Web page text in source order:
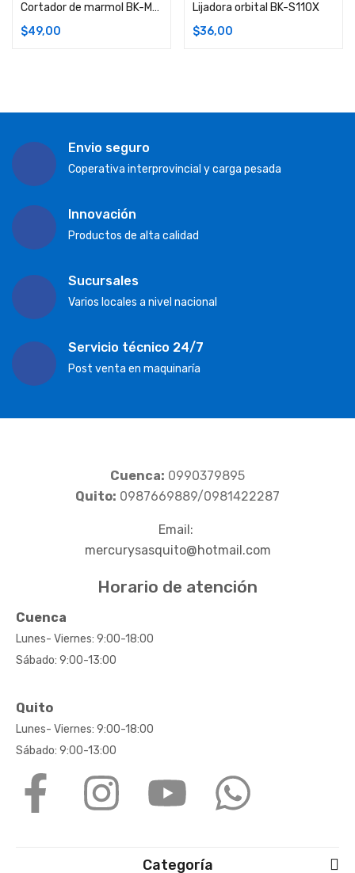
Cortador de marmol BK-MC4100 1350W
$49,00
Lijadora orbital BK-S110X
$36,00
Envio seguro
Coperativa interprovincial y carga pesada
Innovación
Productos de alta calidad
Sucursales
Varios locales a nivel nacional
Servicio técnico 24/7
Post venta en maquinaría
Cuenca: 0990379895
Quito: 0987669889/0981422287
Email:
mercurysasquito@hotmail.com
Horario de atención
Cuenca
Lunes- Viernes: 9:00-18:00
Sábado: 9:00-13:00
Quito
Lunes- Viernes: 9:00-18:00
Sábado: 9:00-13:00
Categoría